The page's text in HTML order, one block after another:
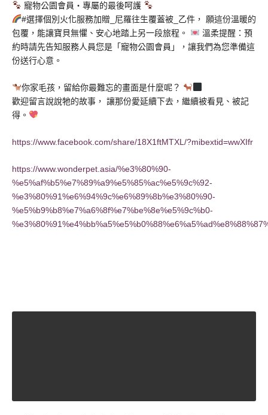
寵物公園會員・專屬的最後呵護
#選擇個別火化服務加贈_尼羅往生覆蓋被_乙件， 願這份溫暖的
包覆，能讓寶貝無懼、安心地踏上另一段旅程。
溫柔提醒：預
約時請先告知服務人員您是「寵物公園會員」，讓我們為您準備這
份送行心意。
你家毛孩，留給你最難忘的畫面是什麼呢？
歡迎留言說說牠的故事， 讓那份愛延續下去，繼續被看見、被記
得。
https://www.facebook.com/share/18X1ftMTXL/?mibextid=wwXIfr
https://www.wonderpet.asia/%e3%80%90-
%e5%af%b5%e7%89%a9%e5%85%ac%e5%9c%92-
%e3%80%91%e6%94%9c%e6%89%8b%e3%80%90-
%e5%b9%b8%e7%a6%8f%e7%be%8e%e5%9c%b0-